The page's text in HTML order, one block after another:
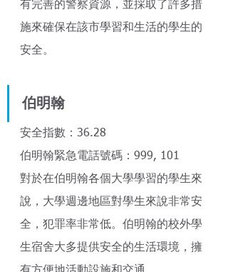
有完善的警察資源，並採取了許多措
施來確保在該市學習和生活的學生的
安全。
伯明翰
安全指數：36.28
伯明翰緊急電話號碼：999, 101
對於在伯明翰各個大學學習的學生來
說，大學週邊地區對學生來說非常安
全，犯罪率非常低。伯明翰的校外學
生宿舍大多提供安全的生活環境，擁